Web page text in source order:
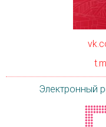
Электронный